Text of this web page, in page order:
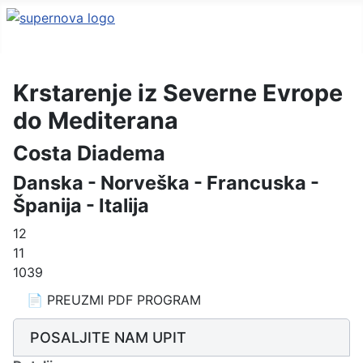
Krstarenje iz Severne Evrope
do Mediterana
Costa Diadema
Danska - Norveška - Francuska -
Španija - Italija
12
11
1039
📄 PREUZMI PDF PROGRAM
POSALJITE NAM UPIT